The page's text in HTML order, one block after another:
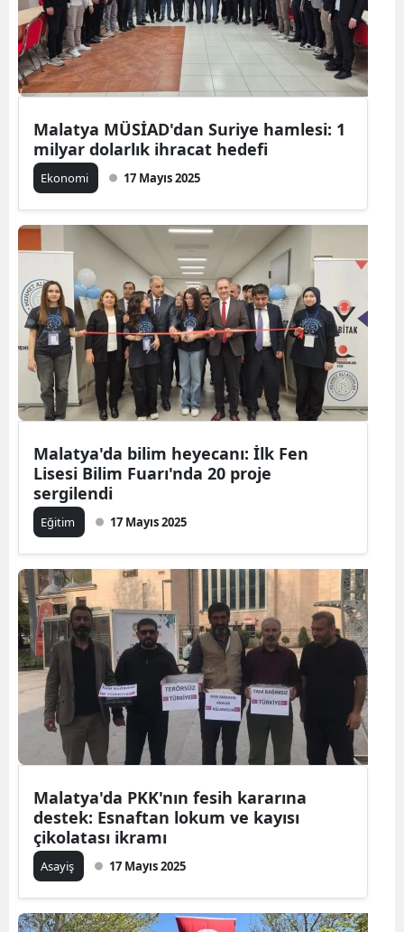
Malatya MÜSİAD'dan Suriye hamlesi: 1
milyar dolarlık ihracat hedefi
Ekonomi 17 Mayıs 2025
Malatya'da bilim heyecanı: İlk Fen
Lisesi Bilim Fuarı'nda 20 proje
sergilendi
Eğitim 17 Mayıs 2025
Malatya'da PKK'nın fesih kararına
destek: Esnaftan lokum ve kayısı
çikolatası ikramı
Asayiş 17 Mayıs 2025